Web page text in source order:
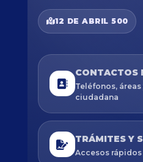
12 DE ABRIL 500
CONTACTOS
Teléfonos,
ciudadana
TRÁMITES Y
Accesos